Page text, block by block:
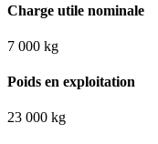
Charge utile nominale
7 000 kg
Poids en exploitation
23 000 kg